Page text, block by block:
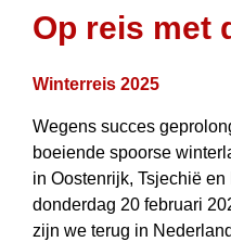
Op reis met
Winterreis 2025
Wegens succes
boeiende spoorse
in Oostenrijk, Tsjechië
donderdag 20 februari
zijn we terug in